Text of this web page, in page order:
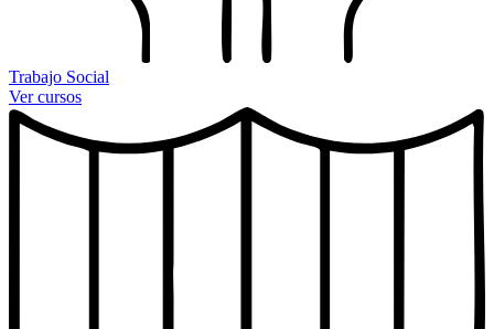
Trabajo Social
Ver cursos